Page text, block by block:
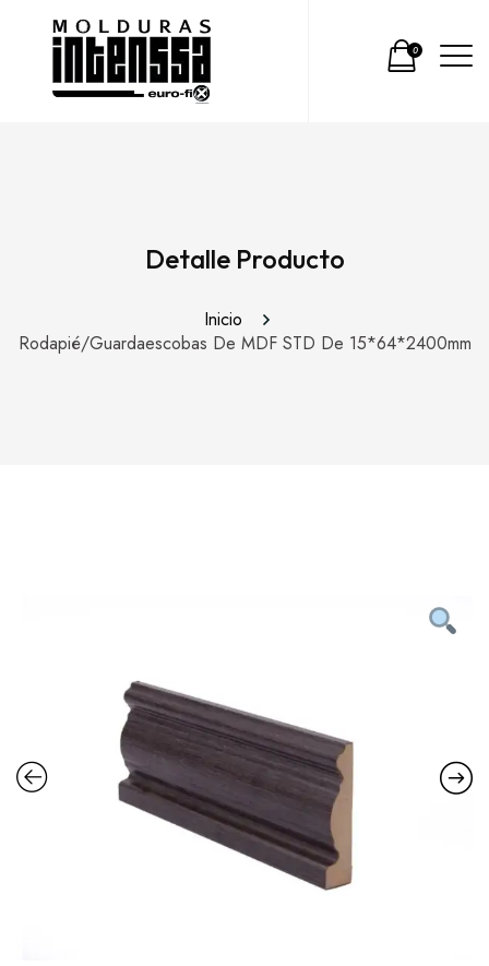
0
Detalle Producto
Inicio
Rodapié/Guardaescobas De MDF STD De 15*64*2400mm